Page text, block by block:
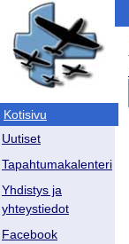
Kotisivu
Uutiset
Tapahtumakalenteri
Yhdistys ja
yhteystiedot
Facebook